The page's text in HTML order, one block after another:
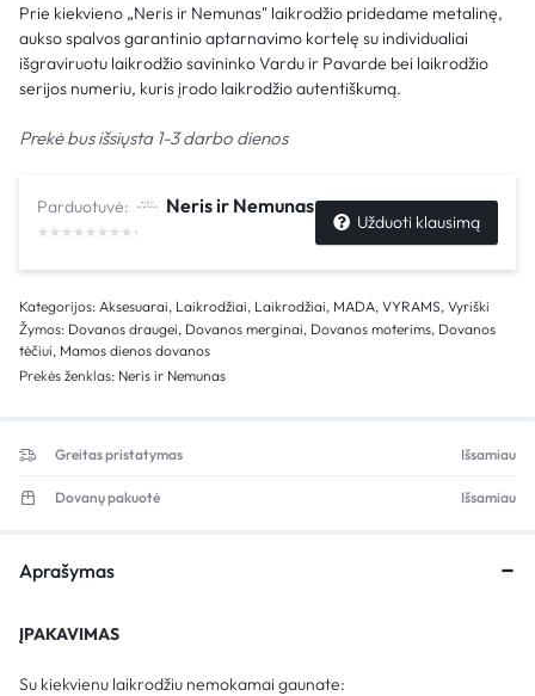
Prie kiekvieno „Neris ir Nemunas" laikrodžio pridedame metalinę,
aukso spalvos garantinio aptarnavimo kortelę su individualiai
išgraviruotu laikrodžio savininko Vardu ir Pavarde bei laikrodžio
serijos numeriu, kuris įrodo laikrodžio autentiškumą.
Prekė bus išsiųsta 1-3 darbo dienos
Parduotuvė: Neris ir Nemunas
Užduoti klausimą
Kategorijos: Aksesuarai, Laikrodžiai, Laikrodžiai, MADA, VYRAMS, Vyriški
Žymos: Dovanos draugei, Dovanos merginai, Dovanos moterims, Dovanos
tėčiui, Mamos dienos dovanos
Prekės ženklas: Neris ir Nemunas
Greitas pristatymas Išsamiau
Dovanų pakuotė Išsamiau
Aprašymas
ĮPAKAVIMAS
Su kiekvienu laikrodžiu nemokamai gaunate: